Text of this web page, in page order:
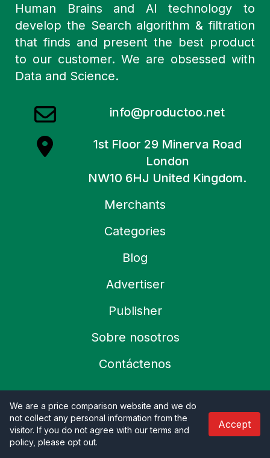
Human Brains and AI technology to
develop the Search algorithm & filtration
that finds and present the best product
to our customer. We are obsessed with
Data and Science.
info@productoo.net
1st Floor 29 Minerva Road
London
NW10 6HJ United Kingdom.
Merchants
Categories
Blog
Advertiser
Publisher
Sobre nosotros
Contáctenos
Refund Policy
Política de privacidad
We are a price comparison website and we do
not collect any personal information from the
visitor. If you do not agree with our terms and
policy, please opt out.
Accept